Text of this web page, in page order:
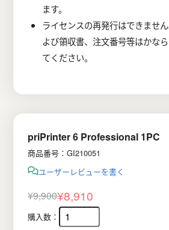
ます。
ライセンスの再発行はできませ
よび領収書、注文番号等はかな
てください。
priPrinter 6 Professional 1PC
商品番号：GI210051
ユーザーレビューを書く
¥9,900
元
の
¥8,910
現
在